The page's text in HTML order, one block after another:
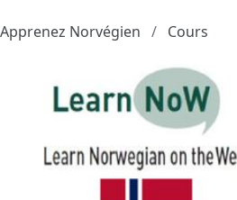
Apprenez Norvégien Cours